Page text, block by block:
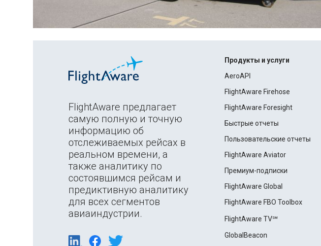
FlightAware предлагает
самую полную и точную
информацию об
отслеживаемых рейсах в
реальном времени, а
также аналитику по
состоявшимся рейсам и
предиктивную аналитику
для всех сегментов
авиаиндустрии.
Продукты и услуги
AeroAPI
FlightAware Firehose
FlightAware Foresight
Быстрые отчеты
Пользовательские отчеты
FlightAware Aviator
Премиум-подписки
FlightAware Global
FlightAware FBO Toolbox
FlightAware TV℠
GlobalBeacon